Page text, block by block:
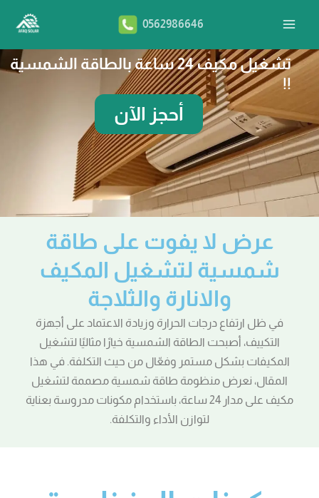
Main
Menu
0562986646
تشغيل مكيف 24 ساعة بالطاقة الشمسية
أحجز الآن
عرض لا يفوت على طاقة
شمسية لتشغيل المكيف
والانارة والثلاجة
في ظل ارتفاع درجات الحرارة وزيادة الاعتماد على أجهزة
التكييف، أصبحت الطاقة الشمسية خيارًا مثاليًا لتشغيل
المكيفات بشكل مستمر وفعّال من حيث التكلفة. في هذا
المقال، نعرض منظومة طاقة شمسية مصممة لتشغيل
مكيف على مدار 24 ساعة، باستخدام مكونات مدروسة بعناية
لتوازن الأداء والتكلفة.